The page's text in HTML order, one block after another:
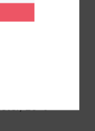
20 %